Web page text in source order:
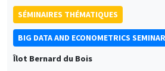
SÉMINAIRES THÉMATIQUES
BIG DATA AND ECONOMETRICS SEMINAR
Îlot Bernard du Bois